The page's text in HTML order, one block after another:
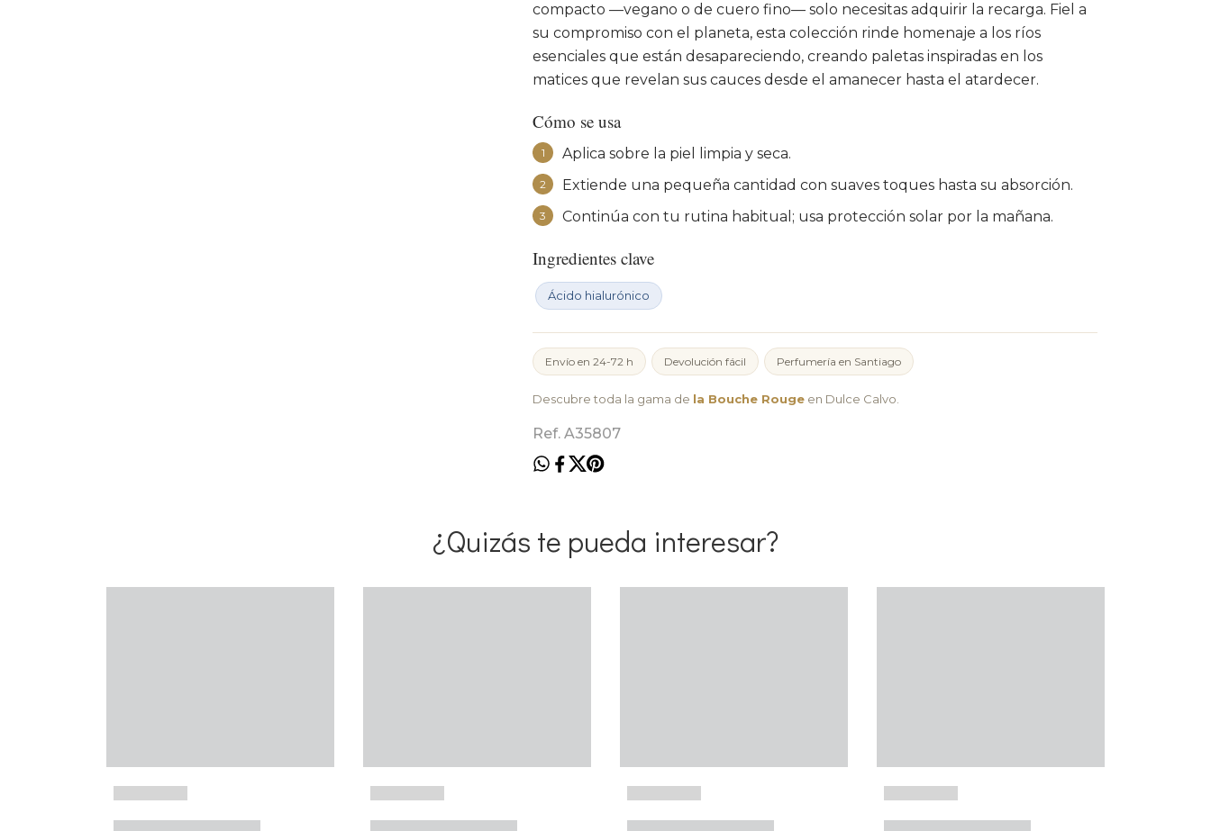
compacto —vegano o de cuero fino— solo necesitas adquirir la recarga. Fiel a
su compromiso con el planeta, esta colección rinde homenaje a los ríos
esenciales que están desapareciendo, creando paletas inspiradas en los
matices que revelan sus cauces desde el amanecer hasta el atardecer.
Cómo se usa
1 Aplica sobre la piel limpia y seca.
2 Extiende una pequeña cantidad con suaves toques hasta su absorción.
3 Continúa con tu rutina habitual; usa protección solar por la mañana.
Ingredientes clave
Ácido hialurónico
Envío en 24-72 h Devolución fácil Perfumería en Santiago
Descubre toda la gama de la Bouche Rouge en Dulce Calvo.
Ref. A35807
¿Quizás te pueda interesar?